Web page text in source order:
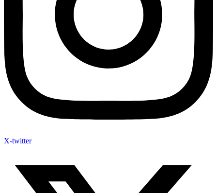
X-twitter